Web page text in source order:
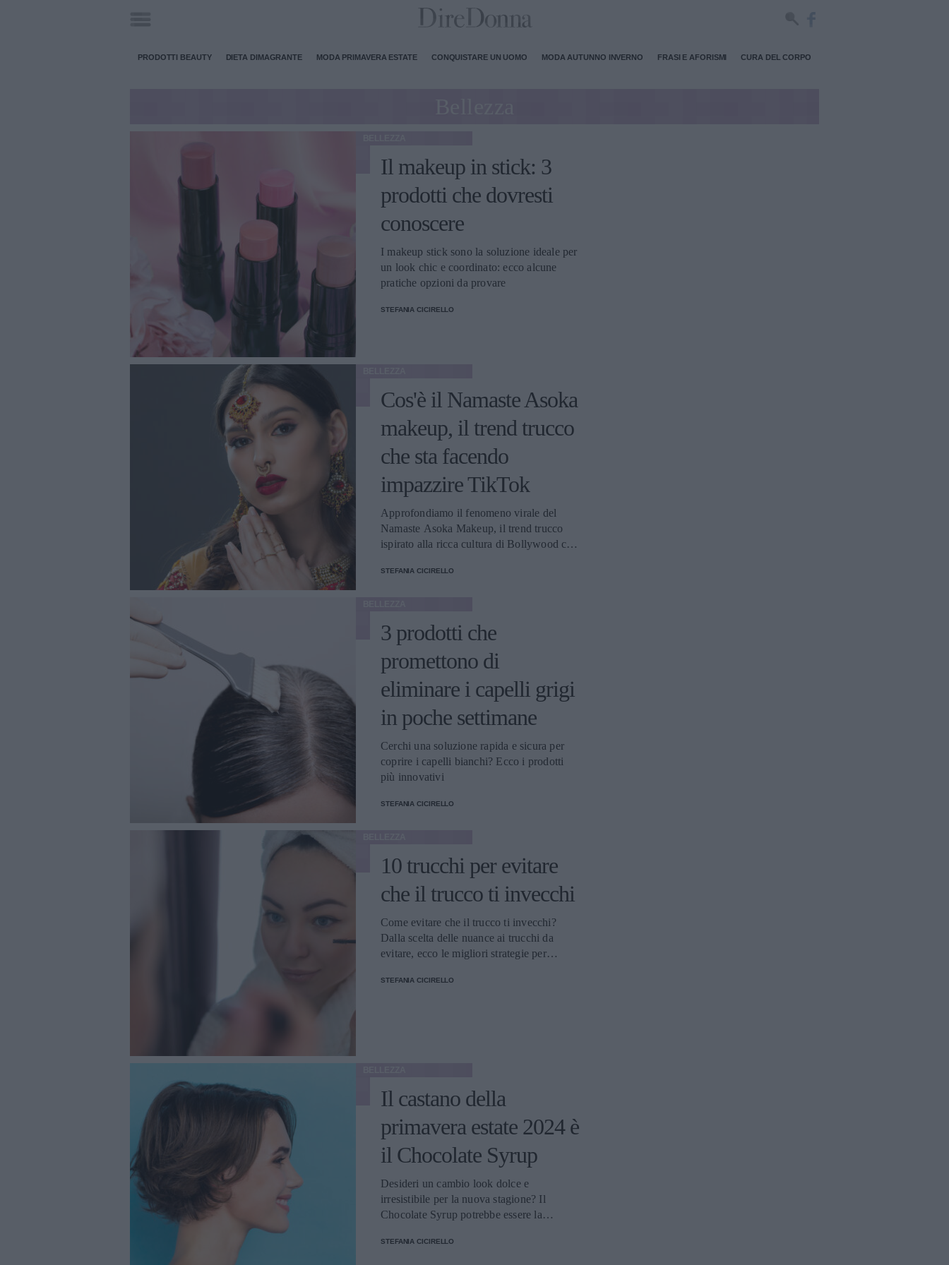
PRODOTTI BEAUTY DIETA DIMAGRANTE MODA PRIMAVERA ESTATE CONQUISTARE UN UOMO MODA AUTUNNO INVERNO FRASI E AFORISMI CURA DEL CORPO
Il makeup in stick: 3
prodotti che dovresti
conoscere
I makeup stick sono la soluzione ideale per
un look chic e coordinato: ecco alcune
pratiche opzioni da provare
STEFANIA CICIRELLO
Cos'è il Namaste Asoka
makeup, il trend trucco
che sta facendo
impazzire TikTok
Approfondiamo il fenomeno virale del
Namaste Asoka Makeup, il trend trucco
ispirato alla ricca cultura di Bollywood che
STEFANIA CICIRELLO
3 prodotti che
promettono di
eliminare i capelli grigi
in poche settimane
Cerchi una soluzione rapida e sicura per
coprire i capelli bianchi? Ecco i prodotti
più innovativi
STEFANIA CICIRELLO
10 trucchi per evitare
che il trucco ti invecchi
Come evitare che il trucco ti invecchi?
Dalla scelta delle nuance ai trucchi da
evitare, ecco le migliori strategie per
STEFANIA CICIRELLO
Il castano della
primavera estate 2024 è
il Chocolate Syrup
Desideri un cambio look dolce e
irresistibile per la nuova stagione? Il
Chocolate Syrup potrebbe essere la
STEFANIA CICIRELLO